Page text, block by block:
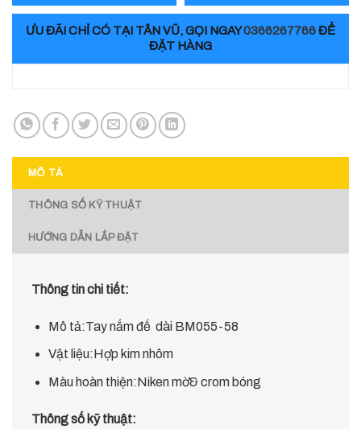
ƯU ĐÃI CHỈ CÓ TẠI TÂN VŨ, GỌI NGAY0366267766ĐỂ
ĐẶT HÀNG
MÔ TẢ
THÔNG SỐ KỸ THUẬT
HƯỚNG DẪN LẮP ĐẶT
Thông tin chi tiết:
Mô tả:Tay nắm đế dài BM055-58
Vật liệu:Hợp kim nhôm
Màu hoàn thiện:Niken mờ& crom bóng
Thông số kỹ thuật: